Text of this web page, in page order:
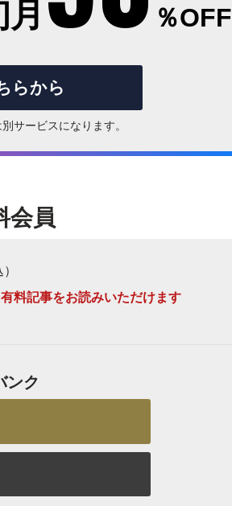
％OFF
らから
サービスになります。
会員
料記事をお読みいただけます
ンク